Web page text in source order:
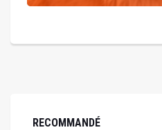
RECOMMANDÉ